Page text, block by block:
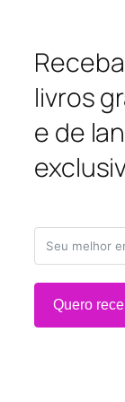
livros
e de
Quero